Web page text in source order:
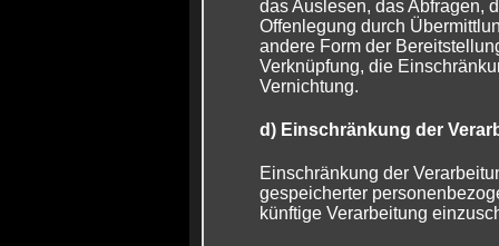
das Auslesen, das Abfragen,
Offenlegung durch
andere Form der
Verknüpfung, die
Vernichtung.
d) Einschränkung der
Einschränkung der
gespeicherter
künftige Verarbeitung